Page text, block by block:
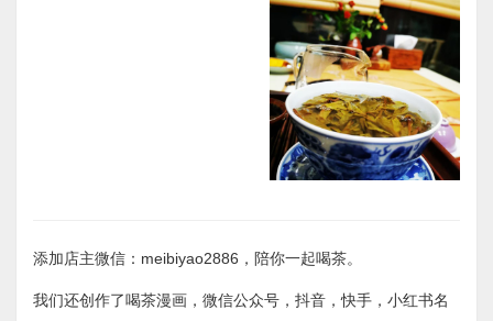
添加店主微信：meibiyao2886，陪你一起喝茶。
我们还创作了喝茶漫画，微信公众号，抖音，快手，小红书名